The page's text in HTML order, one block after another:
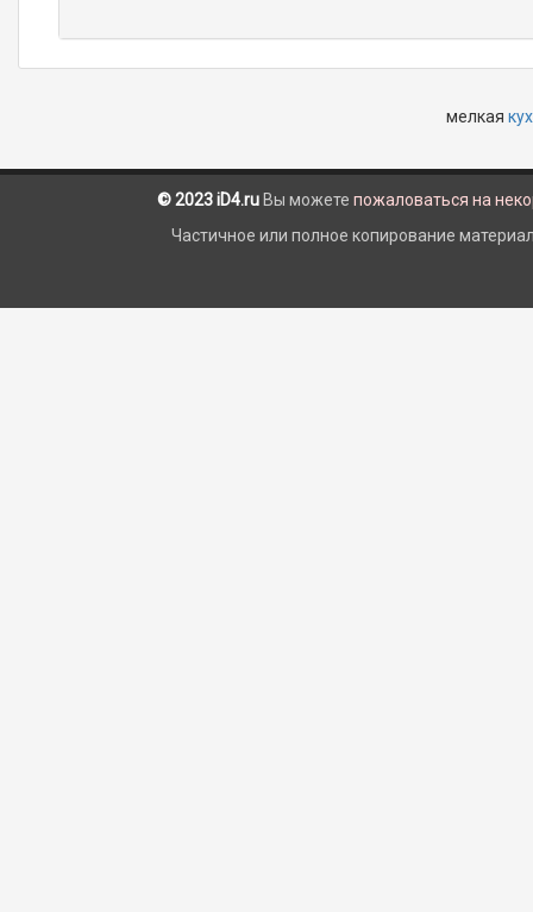
мелкая
© 2023 iD4.ru Вы можете пожаловаться на
Частичное или полное копирование